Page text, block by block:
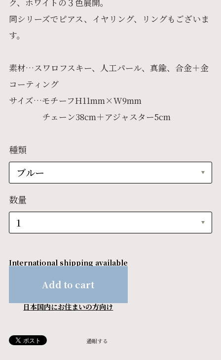
同シリーズでピアス、イヤリング、リングもございま
す。
素材…スワロフスキー、人工パール、真鍮、合金＋金
コーティング
サイズ…モチーフH11mm×W9mm
チェーン38cm＋アジャスター5cm
種類
数量
International shipping available
Add to cart
日本国内にお住まいの方向け
通報する